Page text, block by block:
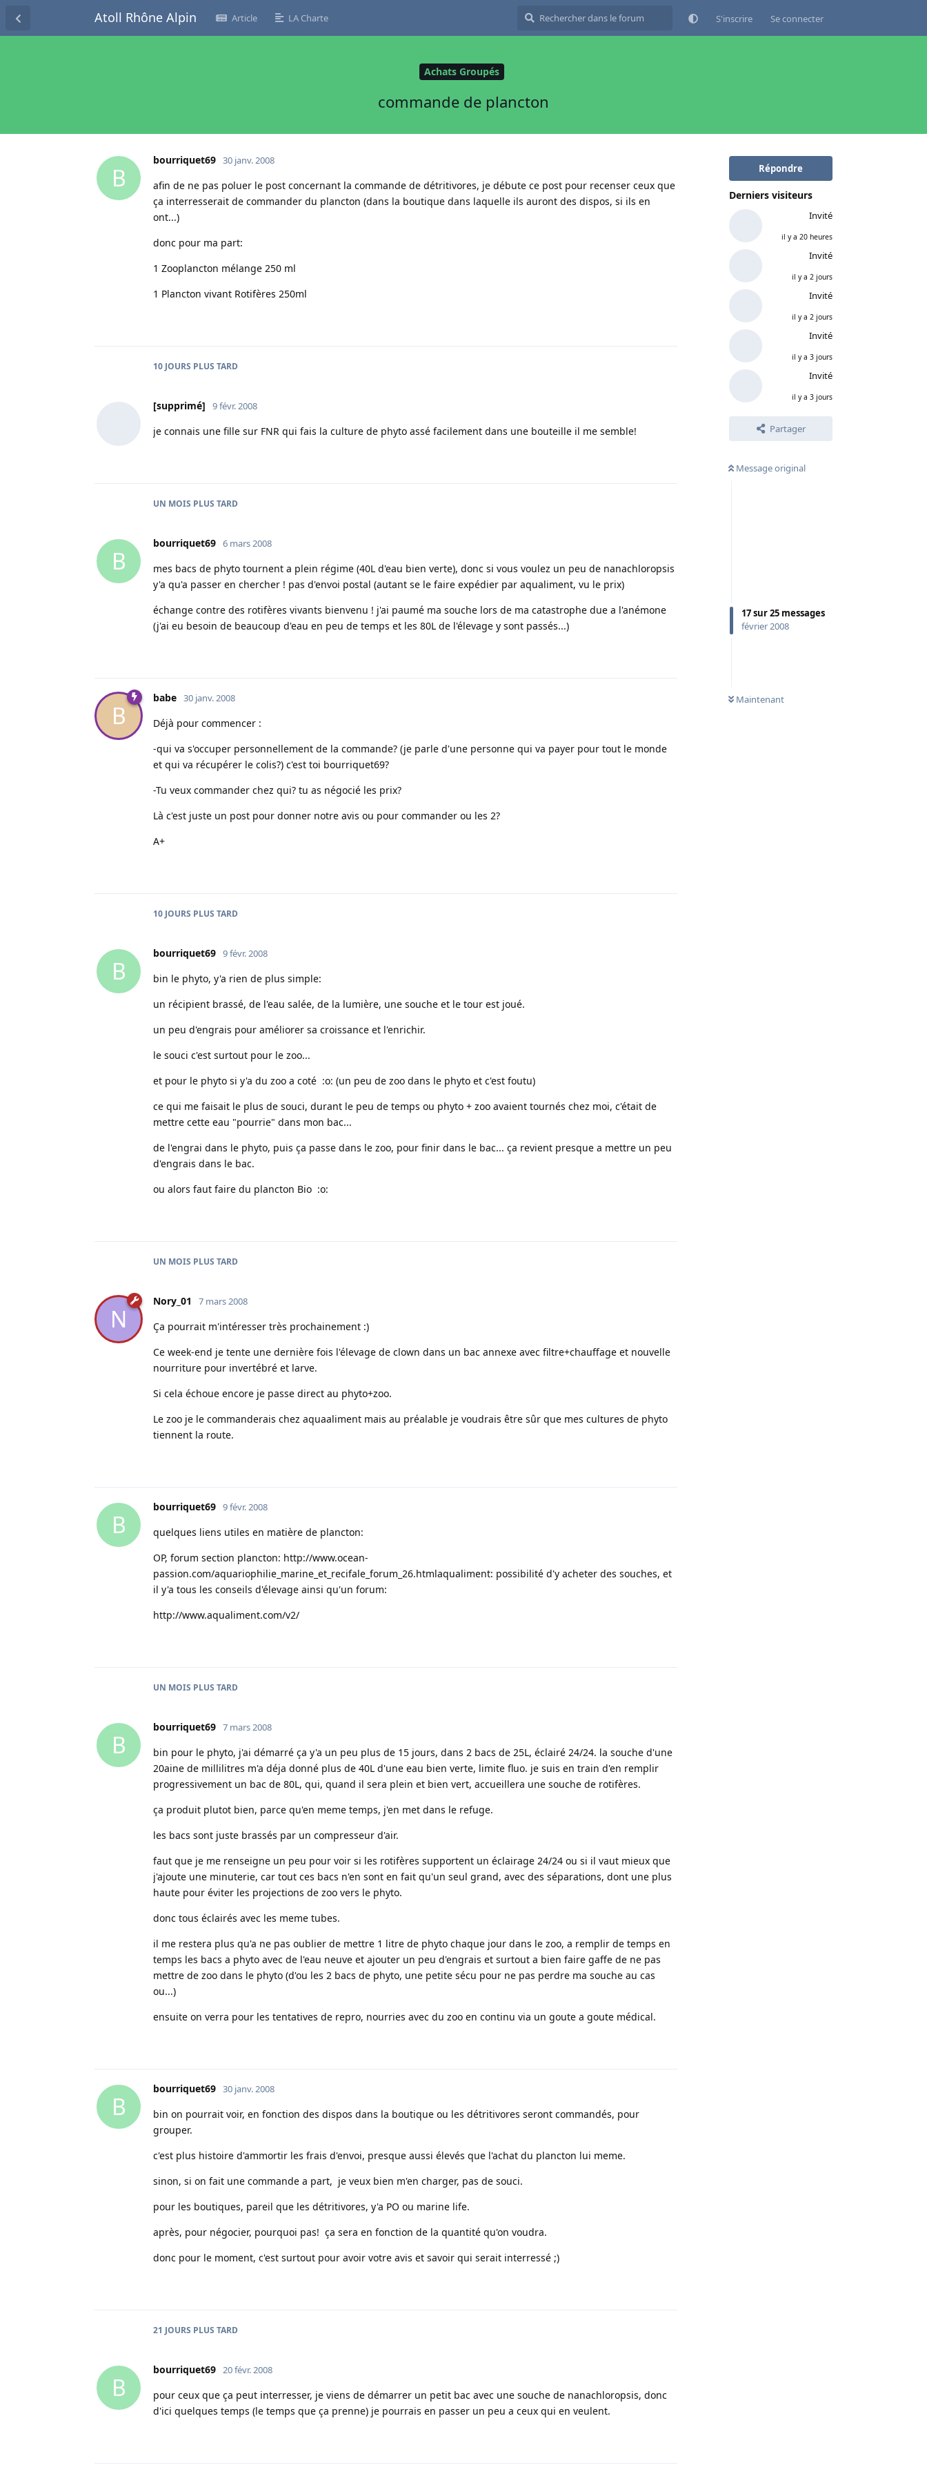
Atoll Rhône Alpin Article LA Charte S'inscrire Se connecter
Achats Groupés
commande de plancton
Répondre
Derniers visiteurs
Invité
il y a 20 heures
Invité
il y a 2 jours
Invité
il y a 2 jours
Invité
il y a 3 jours
Invité
il y a 3 jours
Partager
Message original
17sur25 messages
février 2008
Maintenant
B
bourriquet69 30 janv. 2008
afin de ne pas poluer le post concernant la commande de détritivores, je débute ce post pour recenser ceux que
ça interresserait de commander du plancton (dans la boutique dans laquelle ils auront des dispos, si ils en
ont...)
donc pour ma part:
1 Zooplancton mélange 250 ml
1 Plancton vivant Rotifères 250ml
10 JOURS PLUS TARD
[supprimé] 9 févr. 2008
je connais une fille sur FNR qui fais la culture de phyto assé facilement dans une bouteille il me semble!
UN MOIS PLUS TARD
B
bourriquet69 6 mars 2008
mes bacs de phyto tournent a plein régime (40L d'eau bien verte), donc si vous voulez un peu de nanachloropsis
y'a qu'a passer en chercher ! pas d'envoi postal (autant se le faire expédier par aqualiment, vu le prix)
échange contre des rotifères vivants bienvenu ! j'ai paumé ma souche lors de ma catastrophe due a l'anémone
(j'ai eu besoin de beaucoup d'eau en peu de temps et les 80L de l'élevage y sont passés...)
B
babe 30 janv. 2008
Déjà pour commencer :
-qui va s'occuper personnellement de la commande? (je parle d'une personne qui va payer pour tout le monde
et qui va récupérer le colis?) c'est toi bourriquet69?
-Tu veux commander chez qui? tu as négocié les prix?
Là c'est juste un post pour donner notre avis ou pour commander ou les 2?
A+
10 JOURS PLUS TARD
B
bourriquet69 9 févr. 2008
bin le phyto, y'a rien de plus simple:
un récipient brassé, de l'eau salée, de la lumière, une souche et le tour est joué.
un peu d'engrais pour améliorer sa croissance et l'enrichir.
le souci c'est surtout pour le zoo...
et pour le phyto si y'a du zoo a coté :o: (un peu de zoo dans le phyto et c'est foutu)
ce qui me faisait le plus de souci, durant le peu de temps ou phyto + zoo avaient tournés chez moi, c'était de
mettre cette eau "pourrie" dans mon bac...
de l'engrai dans le phyto, puis ça passe dans le zoo, pour finir dans le bac... ça revient presque a mettre un peu
d'engrais dans le bac.
ou alors faut faire du plancton Bio :o:
UN MOIS PLUS TARD
N
Nory_01 7 mars 2008
Ça pourrait m'intéresser très prochainement :)
Ce week-end je tente une dernière fois l'élevage de clown dans un bac annexe avec filtre+chauffage et nouvelle
nourriture pour invertébré et larve.
Si cela échoue encore je passe direct au phyto+zoo.
Le zoo je le commanderais chez aquaaliment mais au préalable je voudrais être sûr que mes cultures de phyto
tiennent la route.
B
bourriquet69 9 févr. 2008
quelques liens utiles en matière de plancton:
OP, forum section plancton: http://www.ocean-
passion.com/aquariophilie_marine_et_recifale_forum_26.htmlaqualiment: possibilité d'y acheter des souches, et
il y'a tous les conseils d'élevage ainsi qu'un forum:
http://www.aqualiment.com/v2/
UN MOIS PLUS TARD
B
bourriquet69 7 mars 2008
bin pour le phyto, j'ai démarré ça y'a un peu plus de 15 jours, dans 2 bacs de 25L, éclairé 24/24. la souche d'une
20aine de millilitres m'a déja donné plus de 40L d'une eau bien verte, limite fluo. je suis en train d'en remplir
progressivement un bac de 80L, qui, quand il sera plein et bien vert, accueillera une souche de rotifères.
ça produit plutot bien, parce qu'en meme temps, j'en met dans le refuge.
les bacs sont juste brassés par un compresseur d'air.
faut que je me renseigne un peu pour voir si les rotifères supportent un éclairage 24/24 ou si il vaut mieux que
j'ajoute une minuterie, car tout ces bacs n'en sont en fait qu'un seul grand, avec des séparations, dont une plus
haute pour éviter les projections de zoo vers le phyto.
donc tous éclairés avec les meme tubes.
il me restera plus qu'a ne pas oublier de mettre 1 litre de phyto chaque jour dans le zoo, a remplir de temps en
temps les bacs a phyto avec de l'eau neuve et ajouter un peu d'engrais et surtout a bien faire gaffe de ne pas
mettre de zoo dans le phyto (d'ou les 2 bacs de phyto, une petite sécu pour ne pas perdre ma souche au cas
ou...)
ensuite on verra pour les tentatives de repro, nourries avec du zoo en continu via un goute a goute médical.
B
bourriquet69 30 janv. 2008
bin on pourrait voir, en fonction des dispos dans la boutique ou les détritivores seront commandés, pour
grouper.
c'est plus histoire d'ammortir les frais d'envoi, presque aussi élevés que l'achat du plancton lui meme.
sinon, si on fait une commande a part, je veux bien m'en charger, pas de souci.
pour les boutiques, pareil que les détritivores, y'a PO ou marine life.
après, pour négocier, pourquoi pas! ça sera en fonction de la quantité qu'on voudra.
donc pour le moment, c'est surtout pour avoir votre avis et savoir qui serait interressé ;)
21 JOURS PLUS TARD
B
bourriquet69 20 févr. 2008
pour ceux que ça peut interresser, je viens de démarrer un petit bac avec une souche de nanachloropsis, donc
d'ici quelques temps (le temps que ça prenne) je pourrais en passer un peu a ceux qui en veulent.